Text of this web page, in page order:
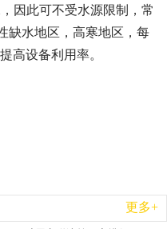
因此可不受水源限制，常
缺水地区，高寒地区，每
高设备利用率。
更多+